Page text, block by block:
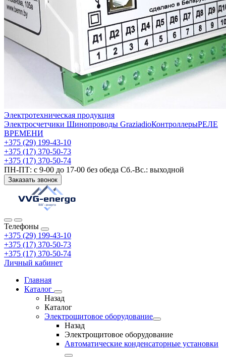
Электротехническая продукция
Электросчетчики Шинопроводы GraziadioКонтроллерыРЕЛЕ
ВРЕМЕНИ
+375 (29) 199-43-10
+375 (17) 370-50-73
+375 (17) 370-50-74
ПН-ПТ: с 9-00 до 17-00 без обеда Сб.-Вс.: выходной
Заказать звонок
Телефоны
+375 (29) 199-43-10
+375 (17) 370-50-73
+375 (17) 370-50-74
Личный кабинет
Главная
Каталог
Назад
Каталог
Электрощитовое оборудование
Назад
Электрощитовое оборудование
Автоматические конденсаторные установки